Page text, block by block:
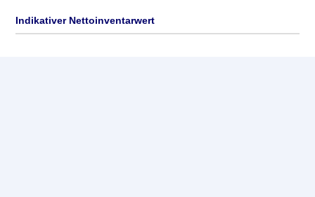
Indikativer Nettoinventarwert